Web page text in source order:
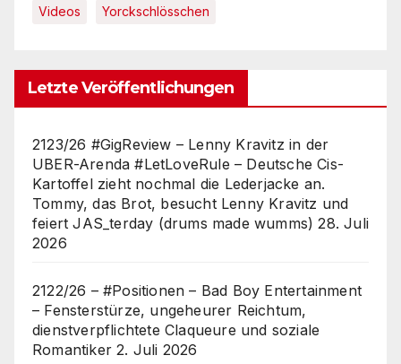
Videos Yorckschlösschen
Letzte Veröffentlichungen
2123/26 #GigReview – Lenny Kravitz in der
UBER-Arenda #LetLoveRule – Deutsche Cis-
Kartoffel zieht nochmal die Lederjacke an.
Tommy, das Brot, besucht Lenny Kravitz und
feiert JAS_terday (drums made wumms) 28. Juli
2026
2122/26 – #Positionen – Bad Boy Entertainment
– Fensterstürze, ungeheurer Reichtum,
dienstverpflichtete Claqueure und soziale
Romantiker 2. Juli 2026